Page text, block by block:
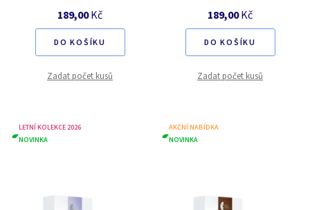
189,00Kč
DO KOŠÍKU
Zadat počet kusů
189,00Kč
DO KOŠÍKU
Zadat počet kusů
LETNÍ KOLEKCE 2026
NOVINKA
AKČNÍ NABÍDKA
NOVINKA